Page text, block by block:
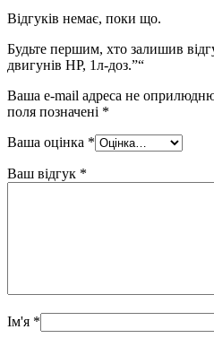
Відгуків немає, поки що.
Будьте першим, хто залишив
двигунів HP, 1л-доз.”“
Ваша e-mail адреса не
поля позначені *
Ваша оцінка *
Ваш відгук *
Ім'я *